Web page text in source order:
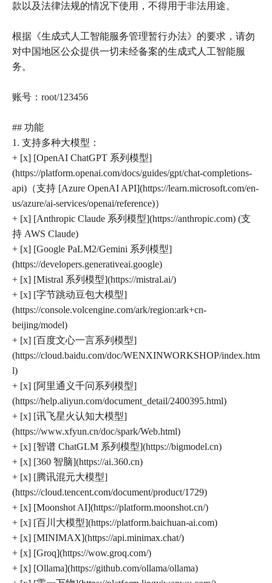
款以及法律法规的情况下使用，不得用于非法用途。
根据《生成式人工智能服务管理暂行办法》的要求，请勿
对中国地区公众提供一切未经备案的生成式人工智能服
务。
账号：root/123456
## 功能
1. 支持多种大模型：
+ [x] [OpenAI ChatGPT 系列模型]
(https://platform.openai.com/docs/guides/gpt/chat-completions-
api)（支持 [Azure OpenAI API](https://learn.microsoft.com/en-
us/azure/ai-services/openai/reference)）
+ [x] [Anthropic Claude 系列模型](https://anthropic.com) (支
持 AWS Claude)
+ [x] [Google PaLM2/Gemini 系列模型]
(https://developers.generativeai.google)
+ [x] [Mistral 系列模型](https://mistral.ai/)
+ [x] [字节跳动豆包大模型]
(https://console.volcengine.com/ark/region:ark+cn-
beijing/model)
+ [x] [百度文心一言系列模型]
(https://cloud.baidu.com/doc/WENXINWORKSHOP/index.htm
l)
+ [x] [阿里通义千问系列模型]
(https://help.aliyun.com/document_detail/2400395.html)
+ [x] [讯飞星火认知大模型]
(https://www.xfyun.cn/doc/spark/Web.html)
+ [x] [智谱 ChatGLM 系列模型](https://bigmodel.cn)
+ [x] [360 智脑](https://ai.360.cn)
+ [x] [腾讯混元大模型]
(https://cloud.tencent.com/document/product/1729)
+ [x] [Moonshot AI](https://platform.moonshot.cn/)
+ [x] [百川大模型](https://platform.baichuan-ai.com)
+ [x] [MINIMAX](https://api.minimax.chat/)
+ [x] [Groq](https://wow.groq.com/)
+ [x] [Ollama](https://github.com/ollama/ollama)